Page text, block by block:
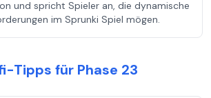
und spricht Spieler an, die dynamische
im Sprunki Spiel mögen.
Tipps für Phase 23